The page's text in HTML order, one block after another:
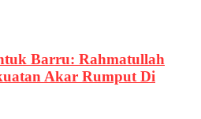
Barru: Rahmatullah
Akar Rumput Di